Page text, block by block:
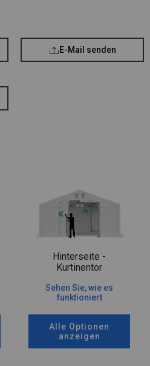
E-Mail senden
Hinterseite -
Kurtinentor
Sehen Sie, wie es
funktioniert
Alle Optionen
anzeigen